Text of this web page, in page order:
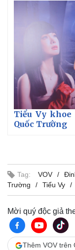
Vụ án
Tin nóng
Tư vấn luật
Tiểu Vy
Quốc Trường
Tag: VOV
Trường
Tiểu Vy
Mời quý độc giả
Thêm VOV trên